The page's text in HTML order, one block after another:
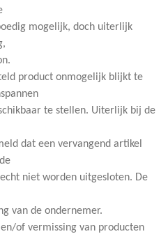
mogelijk, doch uiterlijk
product onmogelijk blijkt te
te stellen. Uiterlijk bij de
dat een vervangend artikel
niet worden uitgesloten. De
van de ondernemer.
of vermissing van producten